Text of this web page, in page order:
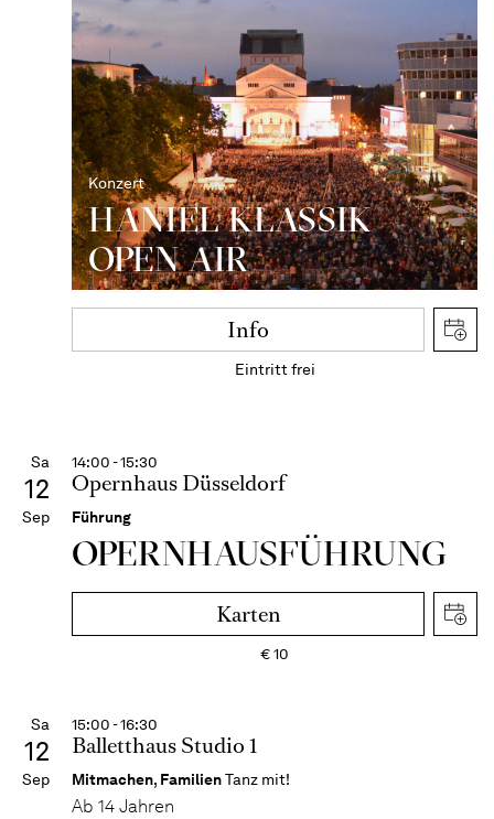
Konzert
HANIEL KLASSIK
OPEN AIR
Info
Eintritt frei
Sa
12
Sep
14:00 - 15:30
Opernhaus Düsseldorf
Führung
OPERN­HAUS­FÜH­RUNG
Karten
€10
Sa
12
Sep
15:00 - 16:30
Balletthaus Studio 1
Mitmachen, FamilienTanz mit!
Ab 14 Jahren